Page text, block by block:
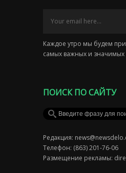
Каждое утро мы будем
самых важных и значимых
ПОИСК ПО САЙТУ
Редакция:
Телефон: (863) 201-76-06
Размещение рекламы: